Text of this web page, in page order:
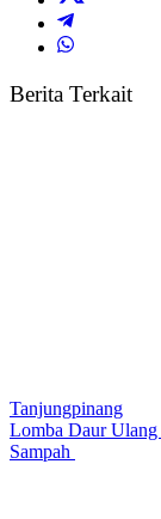
Berita Terkait
Tanjungpinang
Lomba Daur Ulang
Sampah